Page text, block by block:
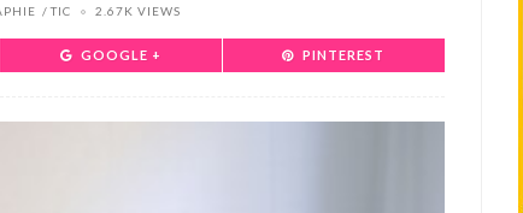
TIC 2.67K VIEWS
GOOGLE + PINTEREST